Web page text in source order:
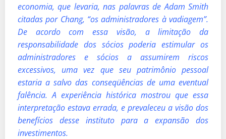
economia, que levaria, nas palavras de Adam Smith
citadas por Chang, “os administradores à vadiagem”.
De acordo com essa visão, a limitação da
responsabilidade dos sócios poderia estimular os
administradores e sócios a assumirem riscos
excessivos, uma vez que seu patrimônio pessoal
estaria a salvo das conseqüências de uma eventual
falência. A experiência histórica mostrou que essa
interpretação estava errada, e prevaleceu a visão dos
benefícios desse instituto para a expansão dos
investimentos.